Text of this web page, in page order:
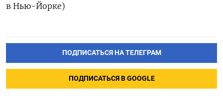
в Нью-Йорке)
ПОДПИСАТЬСЯ НА ТЕЛЕГРАМ
ПОДПИСАТЬСЯ В GOOGLE